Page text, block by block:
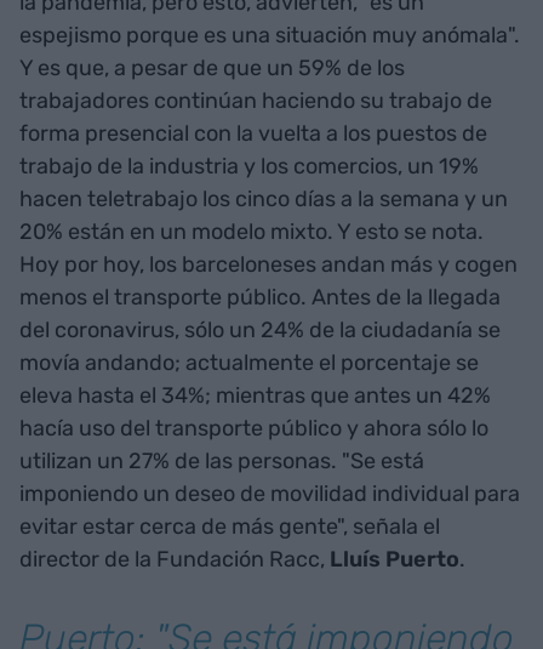
espejismo porque es una situación muy anómala".
Y es que, a pesar de que un 59% de los
trabajadores continúan haciendo su trabajo de
forma presencial con la vuelta a los puestos de
trabajo de la industria y los comercios, un 19%
hacen teletrabajo los cinco días a la semana y un
20% están en un modelo mixto. Y esto se nota.
Hoy por hoy, los barceloneses andan más y cogen
menos el transporte público. Antes de la llegada
del coronavirus, sólo un 24% de la ciudadanía se
movía andando; actualmente el porcentaje se
eleva hasta el 34%; mientras que antes un 42%
hacía uso del transporte público y ahora sólo lo
utilizan un 27% de las personas. "Se está
imponiendo un deseo de movilidad individual para
evitar estar cerca de más gente", señala el
director de la Fundación Racc, Lluís Puerto.
Puerto: "Se está imponiendo